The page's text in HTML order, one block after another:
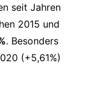
seit Jahren
2015 und
. Besonders
(+5,61%)